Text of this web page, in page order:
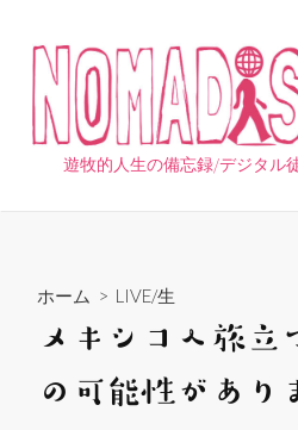
遊牧的人生の備忘録/デジタル
ホーム > LIVE/生
メキシコへ旅立
の可能性があり